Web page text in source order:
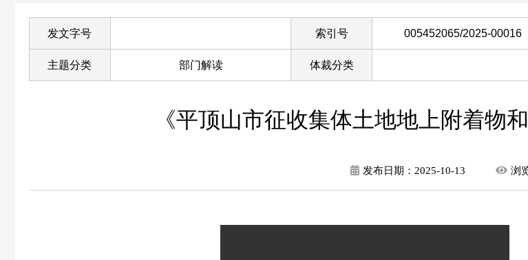
发文字号 索引号 005452065/2025-00016
主题分类 部门解读 体裁分类
《平顶山市征收集体土地地上附着物
发布日期： 2025-10-13 浏